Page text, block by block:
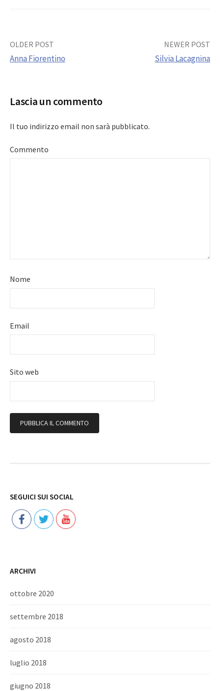
Post
OLDER POST
Anna Fiorentino
NEWER POST
Silvia Lacagnina
Lascia un commento
Il tuo indirizzo email non sarà pubblicato.
Commento
Nome
Email
Sito web
SEGUICI SUI SOCIAL
ARCHIVI
ottobre 2020
settembre 2018
agosto 2018
luglio 2018
giugno 2018